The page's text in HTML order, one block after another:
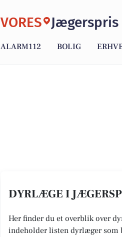
VORES Jægerspris
ALARM112 BOLIG
DYRLÆGE I
Her finder du et overblik over
indeholder listen dyrlæger som